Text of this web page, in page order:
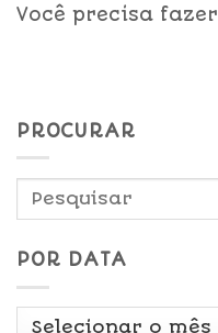
Você precisa fazer
PROCURAR
POR DATA
Por